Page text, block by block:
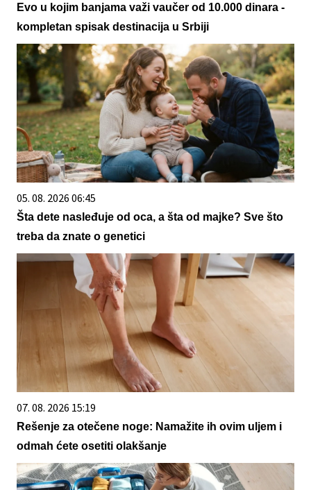
Evo u kojim banjama važi vaučer od 10.000 dinara -
kompletan spisak destinacija u Srbiji
05. 08. 2026 06:45
Šta dete nasleđuje od oca, a šta od majke? Sve što
treba da znate o genetici
07. 08. 2026 15:19
Rešenje za otečene noge: Namažite ih ovim uljem i
odmah ćete osetiti olakšanje